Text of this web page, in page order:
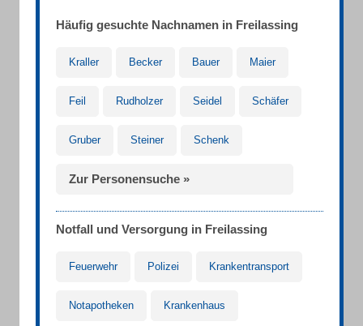
Häufig gesuchte Nachnamen in Freilassing
Kraller Becker Bauer Maier
Feil Rudholzer Seidel Schäfer
Gruber Steiner Schenk
Zur Personensuche »
Notfall und Versorgung in Freilassing
Feuerwehr Polizei Krankentransport
Notapotheken Krankenhaus